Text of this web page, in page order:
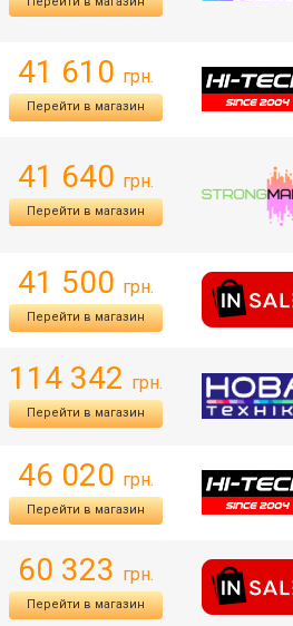
41 610 грн.
Перейти в магазин
41 640 грн.
Перейти в магазин
41 500 грн.
Перейти в магазин
114 342 грн.
Перейти в магазин
46 020 грн.
Перейти в магазин
60 323 грн.
Перейти в магазин